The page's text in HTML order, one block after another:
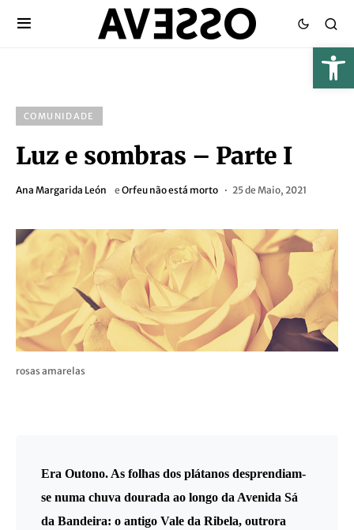
COMUNIDADE
Luz e sombras – Parte I
Ana Margarida León e Orfeu não está morto 25 de Maio, 2021
rosas amarelas
Era Outono. As folhas dos plátanos desprendiam-
se numa chuva dourada ao longo da Avenida Sá
da Bandeira: o antigo Vale da Ribela, outrora